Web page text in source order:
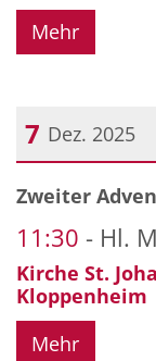
Mehr
7 Dez. 2025
Datum: 7.
Zweiter
11:30 Hl.
Kirche St.
Kloppenheim
Mehr